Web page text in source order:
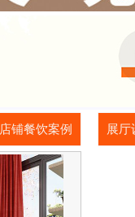
店铺餐饮案例 展厅